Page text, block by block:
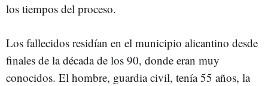
los tiempos del proceso.
Los fallecidos residían en el municipio alicantino desde
finales de la década de los 90, donde eran muy
conocidos. El hombre, guardia civil, tenía 55 años, la